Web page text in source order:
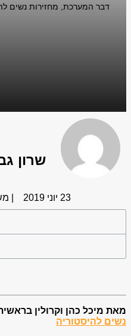
דבר המערכת מחזירות נשים
שרון
23 יוני 2019 |
מאת מיכל כהן וקרולין
נשים להיסטוריה